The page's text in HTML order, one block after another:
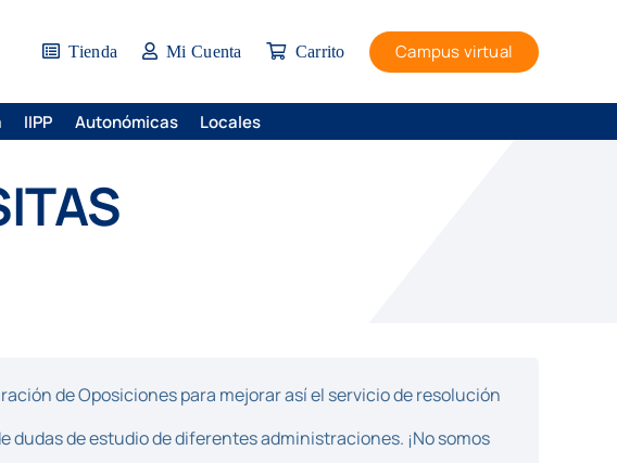
Tienda Mi Cuenta Carrito Campus virtual
IIPP Autonómicas Locales
de Oposiciones para mejorar así el servicio de resolución
de estudio de diferentes administraciones. ¡No somos